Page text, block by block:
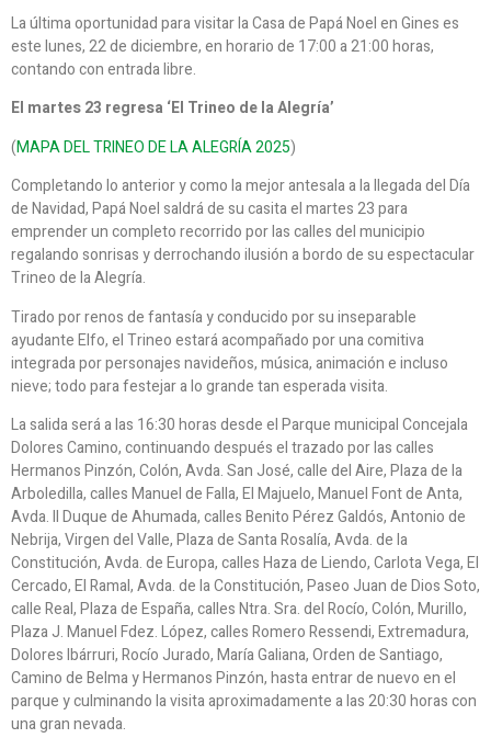
La última oportunidad para visitar la Casa de Papá Noel en Gines es
este lunes, 22 de diciembre, en horario de 17:00 a 21:00 horas,
contando con entrada libre.
El martes 23 regresa ‘El Trineo de la Alegría’
(MAPA DEL TRINEO DE LA ALEGRÍA 2025)
Completando lo anterior y como la mejor antesala a la llegada del Día
de Navidad, Papá Noel saldrá de su casita el martes 23 para
emprender un completo recorrido por las calles del municipio
regalando sonrisas y derrochando ilusión a bordo de su espectacular
Trineo de la Alegría.
Tirado por renos de fantasía y conducido por su inseparable
ayudante Elfo, el Trineo estará acompañado por una comitiva
integrada por personajes navideños, música, animación e incluso
nieve; todo para festejar a lo grande tan esperada visita.
La salida será a las 16:30 horas desde el Parque municipal Concejala
Dolores Camino, continuando después el trazado por las calles
Hermanos Pinzón, Colón, Avda. San José, calle del Aire, Plaza de la
Arboledilla, calles Manuel de Falla, El Majuelo, Manuel Font de Anta,
Avda. II Duque de Ahumada, calles Benito Pérez Galdós, Antonio de
Nebrija, Virgen del Valle, Plaza de Santa Rosalía, Avda. de la
Constitución, Avda. de Europa, calles Haza de Liendo, Carlota Vega, El
Cercado, El Ramal, Avda. de la Constitución, Paseo Juan de Dios Soto,
calle Real, Plaza de España, calles Ntra. Sra. del Rocío, Colón, Murillo,
Plaza J. Manuel Fdez. López, calles Romero Ressendi, Extremadura,
Dolores Ibárruri, Rocío Jurado, María Galiana, Orden de Santiago,
Camino de Belma y Hermanos Pinzón, hasta entrar de nuevo en el
parque y culminando la visita aproximadamente a las 20:30 horas con
una gran nevada.